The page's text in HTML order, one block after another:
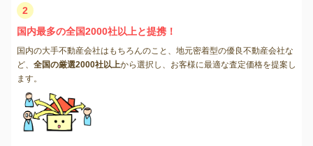
2
国内最多の全国2000社以上と提携！
国内の大手不動産会社はもちろんのこと、地元密着型の優良不動産会社な
ど、 全国の厳選2000社以上から選択し、お客様に最適な査定価格を提案し
ます。